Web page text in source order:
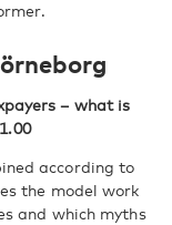
– what is
according to
the model work
and which myths